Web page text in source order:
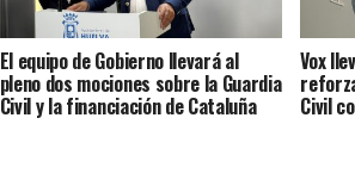
El equipo de Gobierno llevará al
pleno dos mociones sobre la Guardia
Civil y la financiación de Cataluña
Vox
Civil